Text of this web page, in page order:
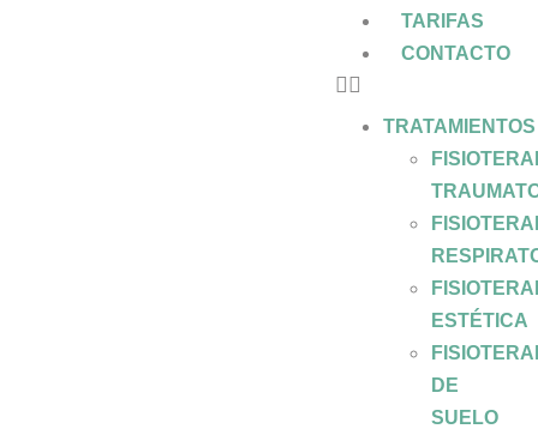
TARIFAS
CONTACTO
TRATAMIENTOS
ESTÉTICA
DE
SUELO